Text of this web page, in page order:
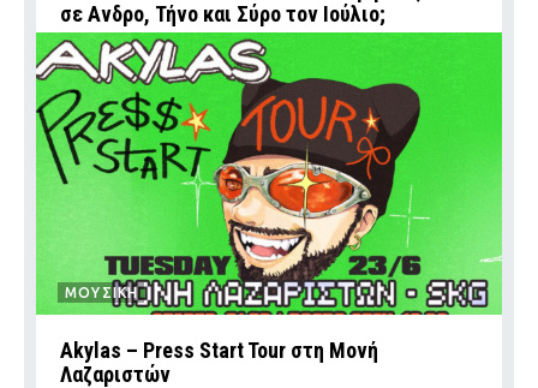
σε Ανδρο, Τήνο και Σύρο τον Ιούλιο;
ΜΟΥΣΙΚΗ
Akylas – Press Start Tour στη Μονή
Λαζαριστών